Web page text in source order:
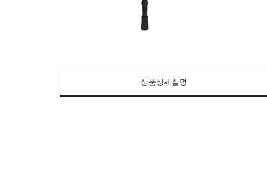
상품상세설명